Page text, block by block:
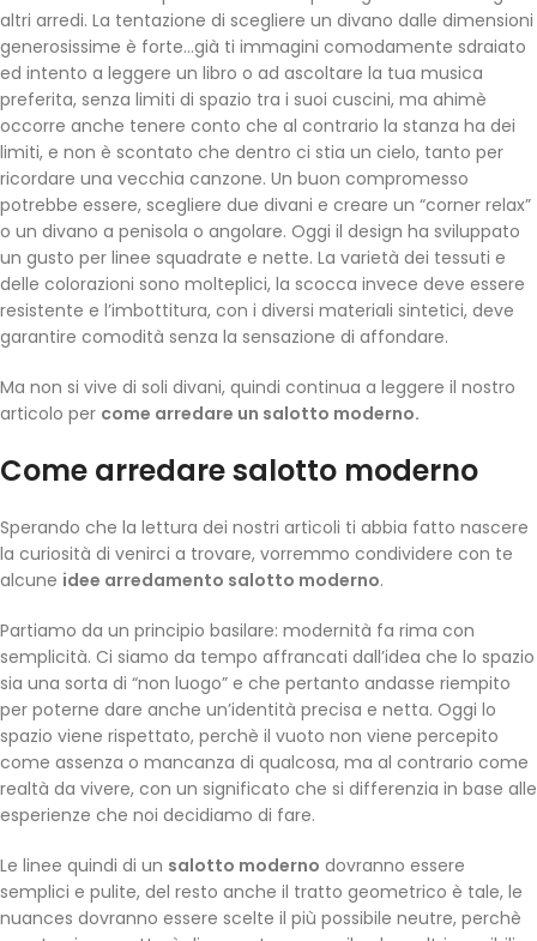
altri arredi. La tentazione di scegliere un divano dalle dimensioni
generosissime è forte…già ti immagini comodamente sdraiato
ed intento a leggere un libro o ad ascoltare la tua musica
preferita, senza limiti di spazio tra i suoi cuscini, ma ahimè
occorre anche tenere conto che al contrario la stanza ha dei
limiti, e non è scontato che dentro ci stia un cielo, tanto per
ricordare una vecchia canzone. Un buon compromesso
potrebbe essere, scegliere due divani e creare un “corner relax”
o un divano a penisola o angolare. Oggi il design ha sviluppato
un gusto per linee squadrate e nette. La varietà dei tessuti e
delle colorazioni sono molteplici, la scocca invece deve essere
resistente e l’imbottitura, con i diversi materiali sintetici, deve
garantire comodità senza la sensazione di affondare.
Ma non si vive di soli divani, quindi continua a leggere il nostro
articolo per come arredare un salotto moderno.
Come arredare salotto moderno
Sperando che la lettura dei nostri articoli ti abbia fatto nascere
la curiosità di venirci a trovare, vorremmo condividere con te
alcune idee arredamento salotto moderno.
Partiamo da un principio basilare: modernità fa rima con
semplicità. Ci siamo da tempo affrancati dall’idea che lo spazio
sia una sorta di “non luogo” e che pertanto andasse riempito
per poterne dare anche un’identità precisa e netta. Oggi lo
spazio viene rispettato, perchè il vuoto non viene percepito
come assenza o mancanza di qualcosa, ma al contrario come
realtà da vivere, con un significato che si differenzia in base alle
esperienze che noi decidiamo di fare.
Le linee quindi di un salotto moderno dovranno essere
semplici e pulite, del resto anche il tratto geometrico è tale, le
nuances dovranno essere scelte il più possibile neutre, perchè